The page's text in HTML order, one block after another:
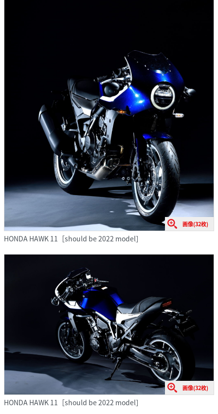
画像(32枚)
HONDA HAWK 11［should be 2022 model］
画像(32枚)
HONDA HAWK 11［should be 2022 model］